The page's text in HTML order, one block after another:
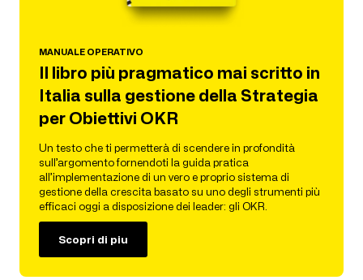
MANUALE OPERATIVO
Il libro più pragmatico mai scritto in
Italia sulla gestione della Strategia
per Obiettivi OKR
Un testo che ti permetterà di scendere in profondità
sull’argomento fornendoti la guida pratica
all’implementazione di un vero e proprio sistema di
gestione della crescita basato su uno degli strumenti più
efficaci oggi a disposizione dei leader: gli OKR.
Scopri di piu